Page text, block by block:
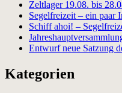
Zeltlager 19.08. bis
Segelfreizeit – ein paar
Schiff ahoi! –
Entwurf neue Satzung
Kategorien